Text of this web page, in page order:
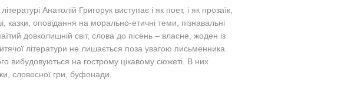
Анатолій Григорук виступає і як поет, і як прозаїк,
казки, оповідання на морально-етичні теми, пізнавальні
довколишній світ, слова до пісень – власне, жоден із
літератури не лишається поза увагою письменника.
вибудовуються на гострому цікавому сюжеті. В них
словесної гри, буфонади.